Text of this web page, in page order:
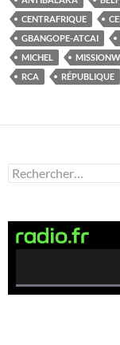
CENTRAFRIQUE
GBANGOPE-ATCAI
MICHEL
RCA
RÉPUBLIQUE
Rechercher :
0